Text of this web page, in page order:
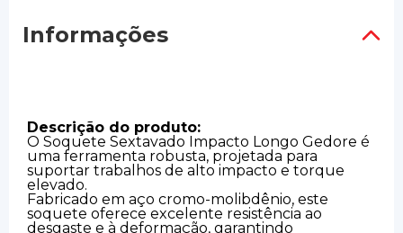
Informações
Descrição do produto:
O Soquete Sextavado Impacto Longo Gedore é
uma ferramenta robusta, projetada para
suportar trabalhos de alto impacto e torque
elevado.
Fabricado em aço cromo-molibdênio, este
soquete oferece excelente resistência ao
desgaste e à deformação, garantindo